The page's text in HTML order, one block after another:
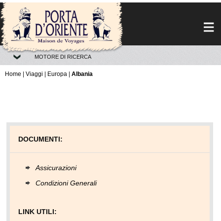
MOTORE DI RICERCA
Home Viaggi Europa Albania
DOCUMENTI:
Assicurazioni
Condizioni Generali
LINK UTILI: